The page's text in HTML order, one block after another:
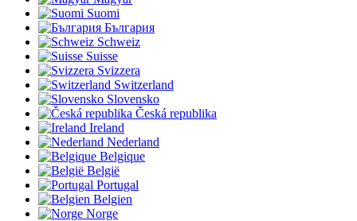
Suomi
България
Schweiz
Suisse
Svizzera
Switzerland
Slovensko
Česká republika
Ireland
Nederland
Belgique
België
Portugal
Belgien
Norge